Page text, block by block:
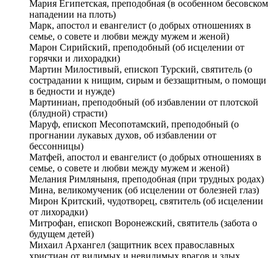
Мария Египетская, преподобная (в особенном бесовском
нападении на плоть)
Марк, апостол и евангелист (о добрых отношениях в
семье, о совете и любви между мужем и женой)
Марон Сирийский, преподобный (об исцелении от
горячки и лихорадки)
Мартин Милостивый, епископ Турский, святитель (о
сострадании к нищим, сирым и беззащитным, о помощи
в бедности и нужде)
Мартиниан, преподобный (об избавлении от плотской
(блудной) страсти)
Маруф, епископ Месопотамский, преподобный (о
прогнании лукавых духов, об избавлении от
бессонницы)
Матфей, апостол и евангелист (о добрых отношениях в
семье, о совете и любви между мужем и женой)
Мелания Римляныня, преподобная (при трудных родах)
Мина, великомученик (об исцелении от болезней глаз)
Мирон Критский, чудотворец, святитель (об исцелении
от лихорадки)
Митрофан, епископ Воронежский, святитель (забота о
будущем детей)
Михаил Архангел (защитник всех православных